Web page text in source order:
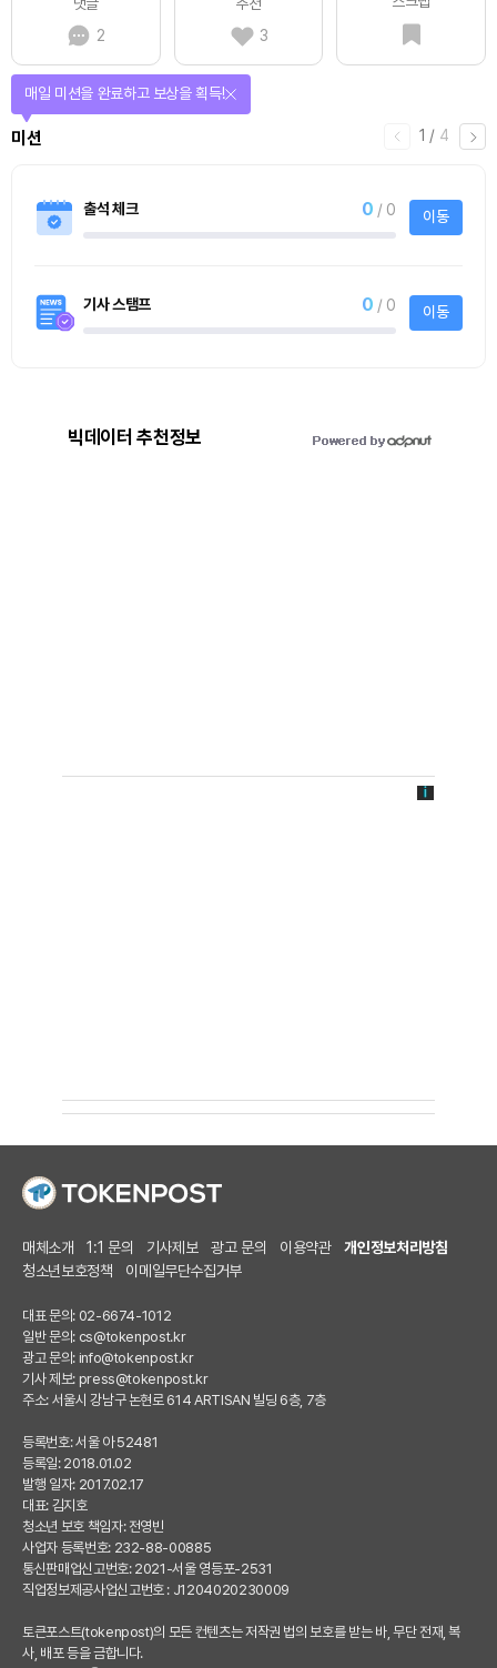
2
3
1 / 4
미션
매일 미션을 완료하고 보상을 획득!
출석 체크 0 / 0 이동
기사 스탬프 0 / 0 이동
빅데이터 추천정보
매체소개 1:1 문의 기사제보 광고 문의 이용약관
개인정보처리방침
청소년보호정책
이메일무단수집거부
대표 문의: 02-6674-1012
일반 문의: cs@tokenpost.kr
광고 문의: info@tokenpost.kr
기사 제보: press@tokenpost.kr
주소: 서울시 강남구 논현로 614 ARTISAN 빌딩 6층, 7층
등록번호: 서울 아 52481
등록일: 2018.01.02
발행 일자: 2017.02.17
대표: 김지호
청소년 보호 책임자: 전영빈
사업자 등록번호: 232-88-00885
통신판매업신고번호: 2021-서울 영등포-2531
직업정보제공사업신고번호 : J1204020230009
토큰포스트(tokenpost)의 모든 컨텐츠는 저작권 법의 보호를 받는 바, 무단 전재, 복
사, 배포 등을 금합니다.